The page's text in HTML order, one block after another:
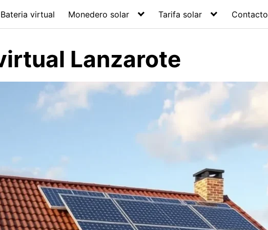
Bateria virtual Monedero solar Tarifa solar Contacto
Lanzarote